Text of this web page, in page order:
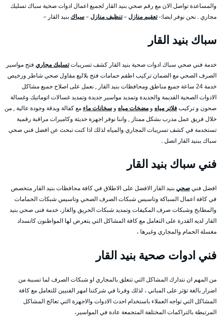
والمساعدة تواصل الان مع رقم صحي بنيد القار لجميع اعمال ادوات صحية سباك تسليك
مجاري . نحن نوفر ايضا:-تعقيم منازل–تنظيف منازل–سباك بنيد القار –
سباك بنيد القار
خدمة فني صحي سباك ادوات صحية بنيد القار كشف تسريباتتسليك مجاري فتح مواسير
الصرف الصحي مع الضمان تركيب اطقم حمامات فتح بلاليع مقاول صحي شاطر ورخيص
خدمة 24 ساعة جميع مناطق ومحافظات بنيد القار , نعمل على اصلاح جميع مشاكل
الادوات الصحية القديمة والجديدة وتمديد مواسير جديدة وتمديد غسالات اتوماتيك وغسالة
صحون و تركيبفلاتر مياه و مضخات مياه و سخانات ماء مع كفالة وبدقة وجودة عالية , من
خلال فريق عمل مدرب بشكل ممتاز , واننا نوفر اجهزة حديثة وكاميرات مراقبة رقمية
تستخدمة في كشف تسريبات المجاري والمياه لذلك اذا كنت تبحث عن افضل فني صحي
سباك ببنيد القار اتصل .
فني سباك بنيد القار
افضل فنيصحيبنيد القار الافضل على الاطلاق في كافة محافظات بنيد القار متخصص
في كافة اعمال السباكة وتاسيس شبكات الصرف الصحي وتاسيس شبكات الحمامات
والمطابخ وشبكات صرف المكيفات وتمديد شبكات الحريق والغاز، خدمة فنى صحي بنيد
القار لديه القدرة على التعامل مع كافة المشاكل التي يتعرض لها المواطنون كانسداد
مغسلة الحمام والمجاري وغيرها ،
فني ادوات صحية بنيد القار
من المهم ان نتدارك المشاكل التي تتعلق بالمجاري او شبكات الصرف لما تسببة من
اضرار بالغة تؤثر على المباني ، لذلك وفرنا في شركتنا امهر الفنيين للتعامل مع كافة
المشاكل التي تواجه العملاء باستخدام احدث الادوات والاجهزة التي تعالج المشاكل
المرتبطة بالتراكمات المختلفة المتجمعة عادة في المواسير،